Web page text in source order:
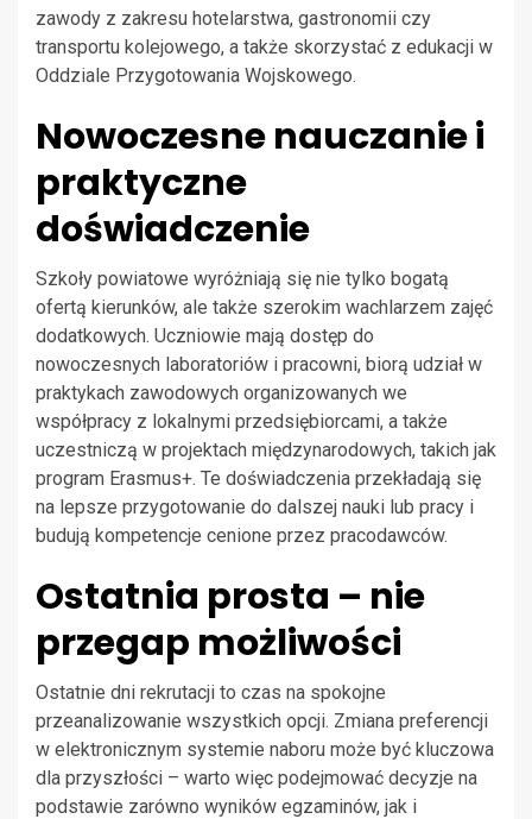
zawody z zakresu hotelarstwa, gastronomii czy
transportu kolejowego, a także skorzystać z edukacji w
Oddziale Przygotowania Wojskowego.
Nowoczesne nauczanie i
praktyczne
doświadczenie
Szkoły powiatowe wyróżniają się nie tylko bogatą
ofertą kierunków, ale także szerokim wachlarzem zajęć
dodatkowych. Uczniowie mają dostęp do
nowoczesnych laboratoriów i pracowni, biorą udział w
praktykach zawodowych organizowanych we
współpracy z lokalnymi przedsiębiorcami, a także
uczestniczą w projektach międzynarodowych, takich jak
program Erasmus+. Te doświadczenia przekładają się
na lepsze przygotowanie do dalszej nauki lub pracy i
budują kompetencje cenione przez pracodawców.
Ostatnia prosta – nie
przegap możliwości
Ostatnie dni rekrutacji to czas na spokojne
przeanalizowanie wszystkich opcji. Zmiana preferencji
w elektronicznym systemie naboru może być kluczowa
dla przyszłości – warto więc podejmować decyzje na
podstawie zarówno wyników egzaminów, jak i